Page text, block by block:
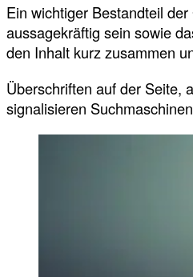
Ein wichtiger Bestandteil der
aussagekräftig sein sowie
den Inhalt kurz zusammen
Überschriften auf der Seite,
signalisieren